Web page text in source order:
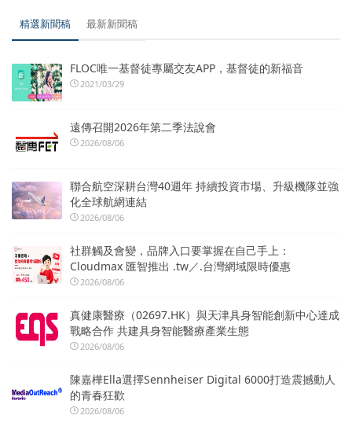
精選新聞稿 最新新聞稿
FLOC唯一基督徒專屬交友APP，基督徒的新福音
2021/03/29
遠傳召開2026年第二季法說會
2026/08/06
聯合航空深耕台灣40週年 持續投資市場、升級機隊並強
化全球航網連結
2026/08/06
社群觸及會變，品牌入口要掌握在自己手上：
Cloudmax 匯智推出 .tw／.台灣網域限時優惠
2026/08/06
真健康醫療（02697.HK）與天津具身智能創新中心達成
戰略合作 共建具身智能醫療產業生態
2026/08/06
陳嘉樺Ella選擇Sennheiser Digital 6000打造震撼動人
的青春狂歡
2026/08/06